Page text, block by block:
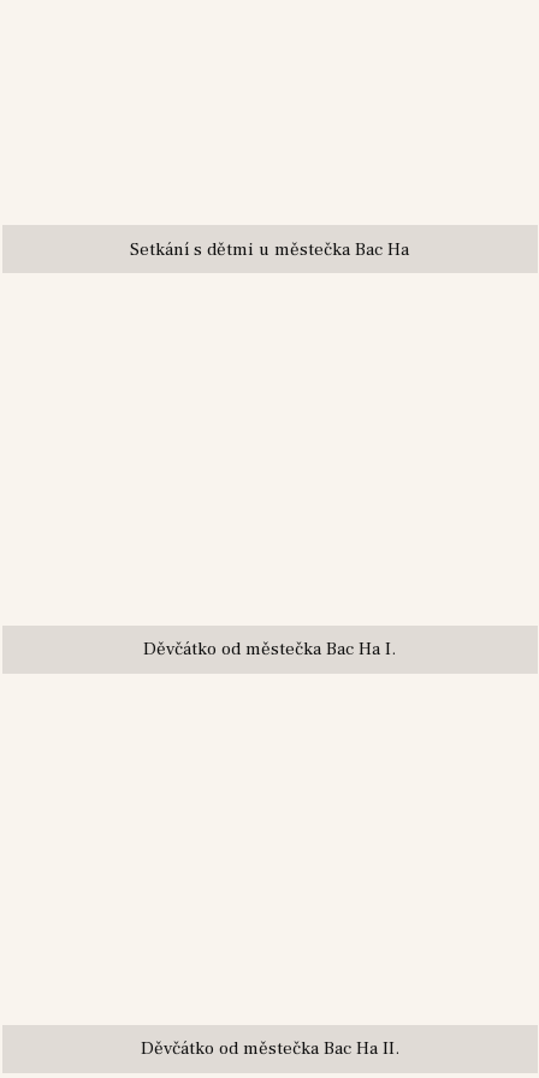
Setkání s dětmi u městečka Bac Ha
Děvčátko od městečka Bac Ha I.
Děvčátko od městečka Bac Ha II.